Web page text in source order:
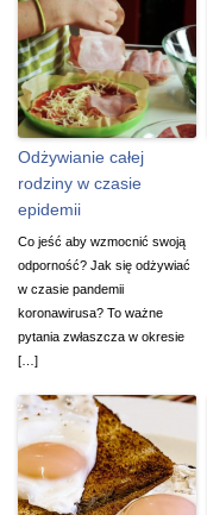
Odżywianie całej
rodziny w czasie
epidemii
Co jeść aby wzmocnić swoją
odporność? Jak się odżywiać
w czasie pandemii
koronawirusa? To ważne
pytania zwłaszcza w okresie
[…]